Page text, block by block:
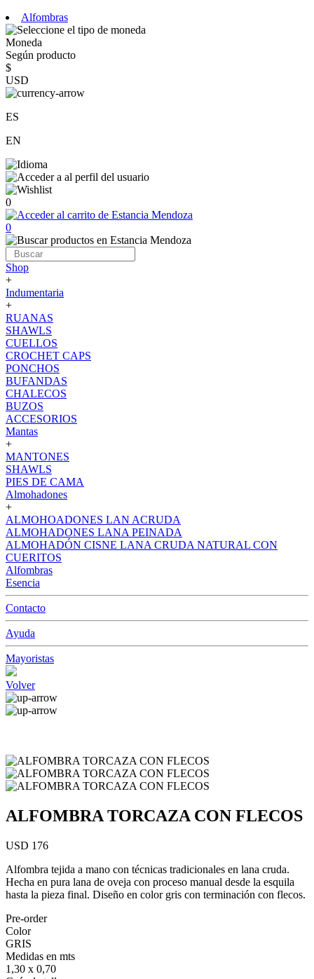
Alfombras
Moneda
Según producto
$
USD
ES
EN
0
0
Shop
+
Indumentaria
+
RUANAS
SHAWLS
CUELLOS
CROCHET CAPS
PONCHOS
BUFANDAS
CHALECOS
BUZOS
ACCESORIOS
Mantas
+
MANTONES
SHAWLS
PIES DE CAMA
Almohadones
+
ALMOHOADONES LAN ACRUDA
ALMOHADONES LANA PEINADA
ALMOHADÓN CISNE LANA CRUDA NATURAL CON
CUERITOS
Alfombras
Esencia
Contacto
Ayuda
Mayoristas
Volver
ALFOMBRA TORCAZA CON FLECOS
USD 176
Alfombra tejida a mano con técnicas tradicionales en lana cruda.
Hecha en pura lana de oveja con proceso manual desde la esquila
hasta la pieza final. Diseño en color gris con terminación con flecos.
Pre-order
Color
GRIS
Medidas en mts
1,30 x 0,70